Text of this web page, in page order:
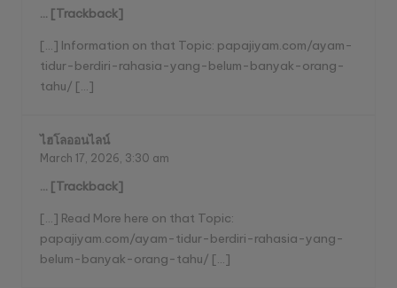
… [Trackback]
[…] Information on that Topic: papajiyam.com/ayam-
tidur-berdiri-rahasia-yang-belum-banyak-orang-
tahu/ […]
ไฮโลออนไลน์
March 17, 2026, 3:30 am
… [Trackback]
[…] Read More here on that Topic:
papajiyam.com/ayam-tidur-berdiri-rahasia-yang-
belum-banyak-orang-tahu/ […]